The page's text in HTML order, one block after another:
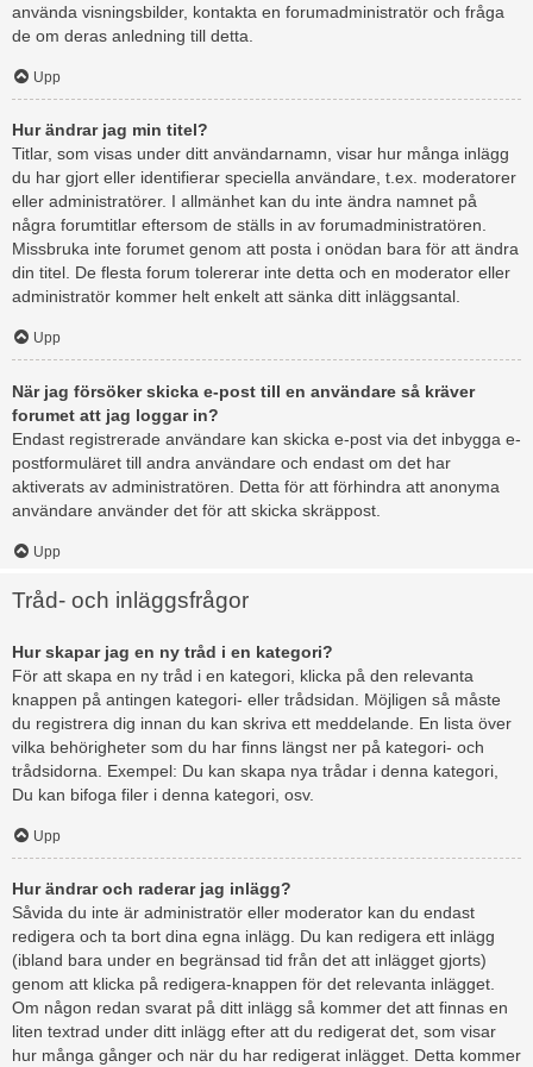
använda visningsbilder, kontakta en forumadministratör och fråga
de om deras anledning till detta.
Upp
Hur ändrar jag min titel?
Titlar, som visas under ditt användarnamn, visar hur många inlägg
du har gjort eller identifierar speciella användare, t.ex. moderatorer
eller administratörer. I allmänhet kan du inte ändra namnet på
några forumtitlar eftersom de ställs in av forumadministratören.
Missbruka inte forumet genom att posta i onödan bara för att ändra
din titel. De flesta forum tolererar inte detta och en moderator eller
administratör kommer helt enkelt att sänka ditt inläggsantal.
Upp
När jag försöker skicka e-post till en användare så kräver
forumet att jag loggar in?
Endast registrerade användare kan skicka e-post via det inbygga e-
postformuläret till andra användare och endast om det har
aktiverats av administratören. Detta för att förhindra att anonyma
användare använder det för att skicka skräppost.
Upp
Tråd- och inläggsfrågor
Hur skapar jag en ny tråd i en kategori?
För att skapa en ny tråd i en kategori, klicka på den relevanta
knappen på antingen kategori- eller trådsidan. Möjligen så måste
du registrera dig innan du kan skriva ett meddelande. En lista över
vilka behörigheter som du har finns längst ner på kategori- och
trådsidorna. Exempel: Du kan skapa nya trådar i denna kategori,
Du kan bifoga filer i denna kategori, osv.
Upp
Hur ändrar och raderar jag inlägg?
Såvida du inte är administratör eller moderator kan du endast
redigera och ta bort dina egna inlägg. Du kan redigera ett inlägg
(ibland bara under en begränsad tid från det att inlägget gjorts)
genom att klicka på redigera-knappen för det relevanta inlägget.
Om någon redan svarat på ditt inlägg så kommer det att finnas en
liten textrad under ditt inlägg efter att du redigerat det, som visar
hur många gånger och när du har redigerat inlägget. Detta kommer